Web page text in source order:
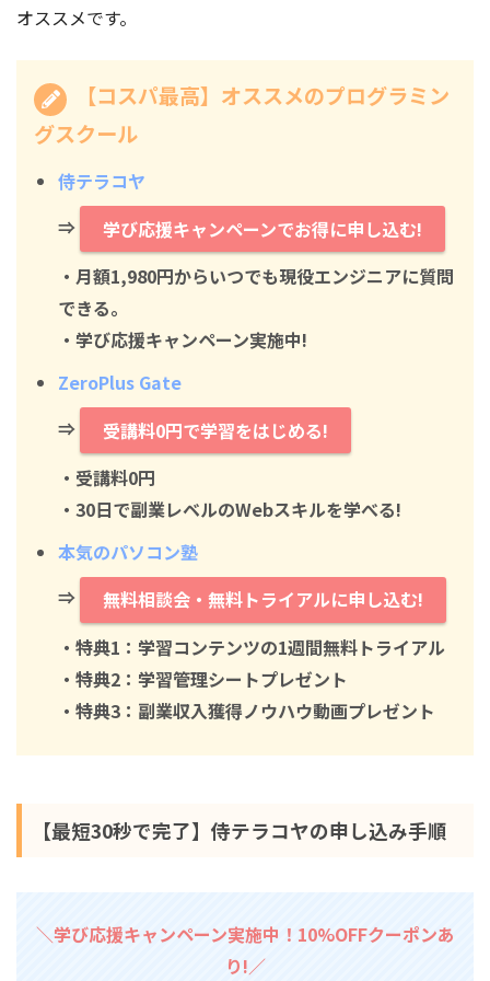
オススメです。
【コスパ最高】オススメのプログラミン
グスクール
侍テラコヤ
⇒
学び応援キャンペーンでお得に申し込む!
・月額1,980円からいつでも現役エンジニアに質問
できる。
・学び応援キャンペーン実施中!
ZeroPlus Gate
⇒
受講料0円で学習をはじめる!
・ 受講料0円
・30日で副業レベルのWebスキルを学べる!
本気のパソコン塾
⇒
無料相談会・無料トライアルに申し込む!
・特典1：学習コンテンツの1週間無料トライアル
・特典2：学習管理シートプレゼント
・特典3：副業収入獲得ノウハウ動画プレゼント
【最短30秒で完了】侍テラコヤの申し込み手順
＼学び応援キャンペーン実施中！10%OFFクーポンあ
り!／